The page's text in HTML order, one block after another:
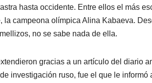
hasta occidente. Entre ellos el más
campeona olímpica Alina Kabaeva.
no se sabe nada de ella.
gracias a un artículo del diario
investigación ruso, fue el que le informó